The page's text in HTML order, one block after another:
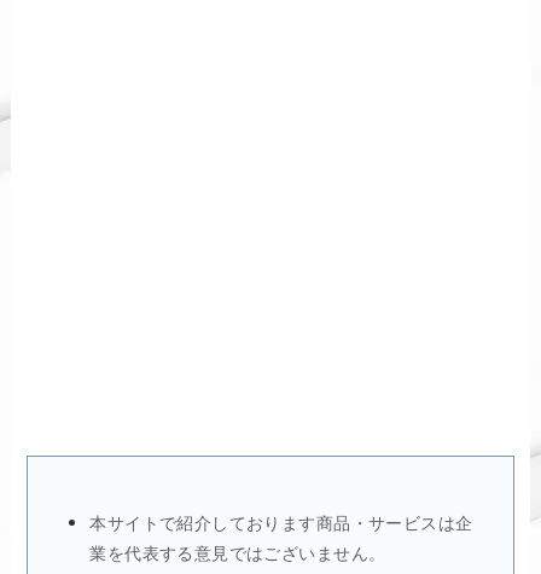
本サイトで紹介しております商品・サービスは企
業を代表する意見ではございません。